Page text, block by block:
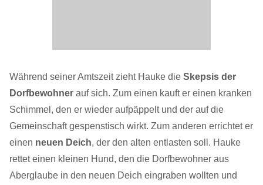
Während seiner Amtszeit zieht Hauke die Skepsis der
Dorfbewohner auf sich. Zum einen kauft er einen kranken
Schimmel, den er wieder aufpäppelt und der auf die
Gemeinschaft gespenstisch wirkt. Zum anderen errichtet er
einen neuen Deich, der den alten entlasten soll. Hauke
rettet einen kleinen Hund, den die Dorfbewohner aus
Aberglaube in den neuen Deich eingraben wollten und